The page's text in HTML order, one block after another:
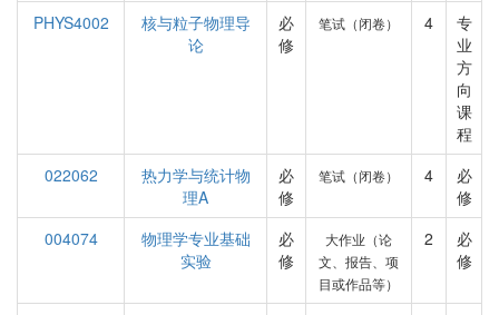
PHYS4002
核与粒子物理导
论
必
修
笔试（闭卷） 4
专
业
方
向
课
程
022062
热力学与统计物
理A
必
修
笔试（闭卷） 4
必
修
004074
物理学专业基础
实验
必
修
大作业（论
文、报告、项
目或作品等）
2
必
修